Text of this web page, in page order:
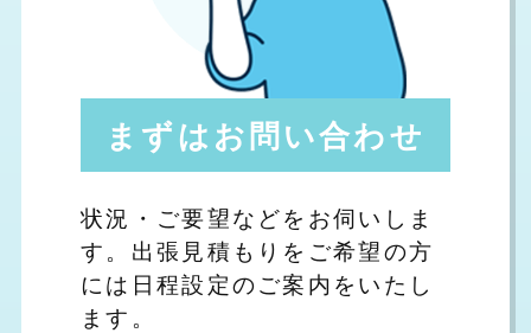
まずはお問い合わせ
状況・ご要望などをお伺いしま
す。出張見積もりをご希望の方
には日程設定のご案内をいたし
ます。